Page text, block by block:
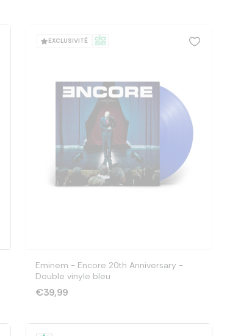
EXCLUSIVITÉ
Eminem - Encore 20th Anniversary -
Double vinyle bleu
€39,99